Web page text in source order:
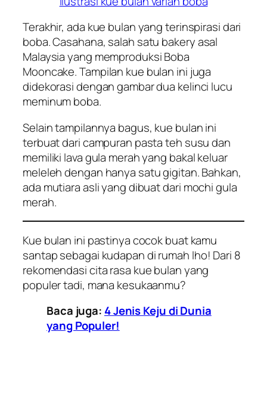
Terakhir, ada kue bulan yang terinspirasi dari
boba. Casahana, salah satu bakeryasal
Malaysia yang memproduksi Boba
Mooncake. Tampilan kue bulan ini juga
didekorasi dengan gambar dua kelinci lucu
meminum boba.
Selain tampilannya bagus, kue bulan ini
terbuat dari campuran pasta teh susu dan
memiliki lava gula merah yang bakal keluar
meleleh dengan hanya satu gigitan. Bahkan,
ada mutiara asli yang dibuat dari mochigula
merah.
Kue bulan ini pastinya cocok buat kamu
santap sebagai kudapan di rumah lho! Dari 8
rekomendasi cita rasa kue bulan yang
populer tadi, mana kesukaanmu?
Baca juga: 4 Jenis Keju di Dunia
yang Populer!